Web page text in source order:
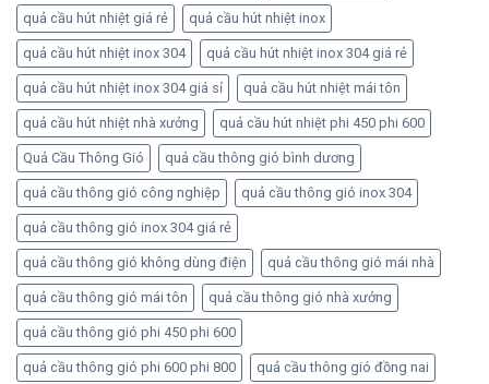
quả cầu hút nhiệt giá rẻ quả cầu hút nhiệt inox
quả cầu hút nhiệt inox 304 quả cầu hút nhiệt inox 304 giá rẻ
quả cầu hút nhiệt inox 304 giá sỉ quả cầu hút nhiệt mái tôn
quả cầu hút nhiệt nhà xưởng quả cầu hút nhiệt phi 450 phi 600
Quả Cầu Thông Gió quả cầu thông gió bình dương
quả cầu thông gió công nghiệp quả cầu thông gió inox 304
quả cầu thông gió inox 304 giá rẻ
quả cầu thông gió không dùng điện quả cầu thông gió mái nhà
quả cầu thông gió mái tôn quả cầu thông gió nhà xưởng
quả cầu thông gió phi 450 phi 600
quả cầu thông gió phi 600 phi 800 quả cầu thông gió đồng nai